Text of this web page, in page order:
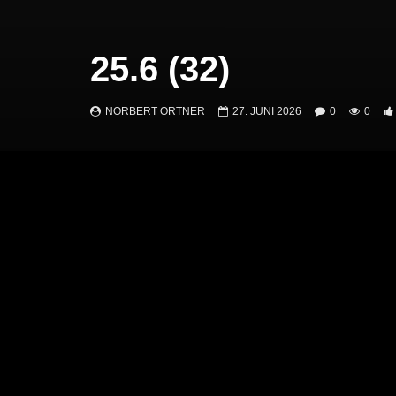
25.6 (32)
NORBERT ORTNER 27. JUNI 2026 0 0